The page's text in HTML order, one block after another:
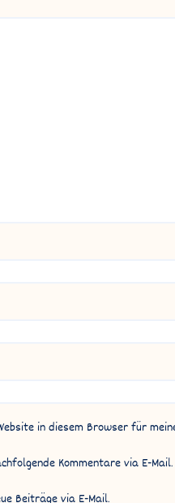
in diesem Browser für
Kommentare via E-Mail.